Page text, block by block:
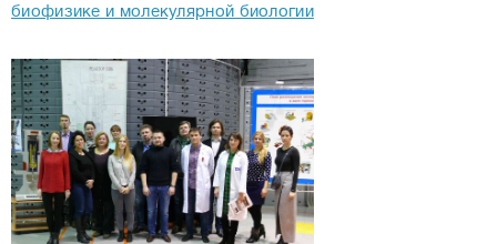
биофизике и молекулярной биологии